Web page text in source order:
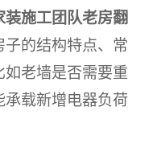
装施工团队老房翻
的结构特点、常
如老墙是否需要重
承载新增电器负荷